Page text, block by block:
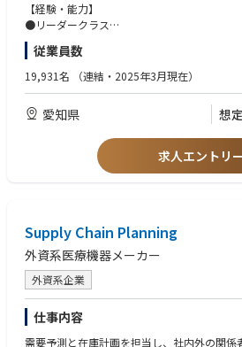
【職務の概要 】
する統制業務を担っていただきます。当社が
事です。
担当業務・管轄は通関士の資格を活かした実
のではなく、安全保障貿易管理の事務局や受
業部バックオフィス部門の一員として、「
【業務の詳細】
当部署には輸出管理の専門家が在籍しており
つ、今までの経験を活かし幅広い業務を習得
ます。
所属勤務地は名古屋市ですが、引継ぎや業務
は週2～3回ほど知多事業所に出社いただく可
具体的な業務内容は下記です。
＜安全保障貿易管理＞
【経験・能力】
●リーダークラス
・社内外との折衝・調整業務経験（職種不問
・貿易実務、物流、または輸出入に関する業
上
・安全保障貿易管理の事務局や営業部バック
域を広げる意思のある方
※主務以外でも可。例）海外営業として一部
して法令に関わる書類対応経験など
上
・管理職もしくはチームorプロジェクトリー
たご経験：5年以上
【経験年数】min.社会人経験10年以上、該当
■歓迎要件
従業員数
19,931名 （連結・2025年3月現在）
愛知県 想
求人エントリ
Supply Chain Planning
外資系医療機器メーカー
外資系企業
仕事内容
需要予測と在庫計画を担当し、社内外の関